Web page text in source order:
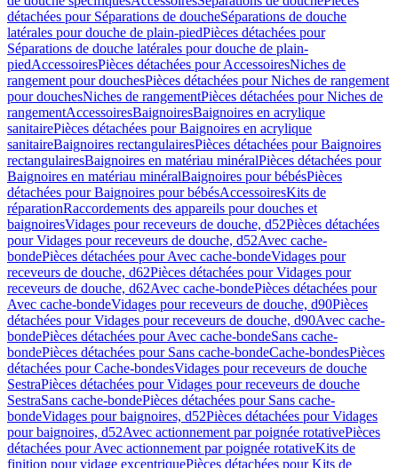
détachées pour Séparations de doucheSéparations de douche
latérales pour douche de plain-piedPièces détachées pour
Séparations de douche latérales pour douche de plain-
piedAccessoiresPièces détachées pour AccessoiresNiches de
rangement pour douchesPièces détachées pour Niches de rangement
pour douchesNiches de rangementPièces détachées pour Niches de
rangementAccessoiresBaignoiresBaignoires en acrylique
sanitairePièces détachées pour Baignoires en acrylique
sanitaireBaignoires rectangulairesPièces détachées pour Baignoires
rectangulairesBaignoires en matériau minéralPièces détachées pour
Baignoires en matériau minéralBaignoires pour bébésPièces
détachées pour Baignoires pour bébésAccessoiresKits de
réparationRaccordements des appareils pour douches et
baignoiresVidages pour receveurs de douche, d52Pièces détachées
pour Vidages pour receveurs de douche, d52Avec cache-
bondePièces détachées pour Avec cache-bondeVidages pour
receveurs de douche, d62Pièces détachées pour Vidages pour
receveurs de douche, d62Avec cache-bondePièces détachées pour
Avec cache-bondeVidages pour receveurs de douche, d90Pièces
détachées pour Vidages pour receveurs de douche, d90Avec cache-
bondePièces détachées pour Avec cache-bondeSans cache-
bondePièces détachées pour Sans cache-bondeCache-bondesPièces
détachées pour Cache-bondesVidages pour receveurs de douche
SestraPièces détachées pour Vidages pour receveurs de douche
SestraSans cache-bondePièces détachées pour Sans cache-
bondeVidages pour baignoires, d52Pièces détachées pour Vidages
pour baignoires, d52Avec actionnement par poignée rotativePièces
détachées pour Avec actionnement par poignée rotativeKits de
finition pour vidage excentriquePièces détachées pour Kits de